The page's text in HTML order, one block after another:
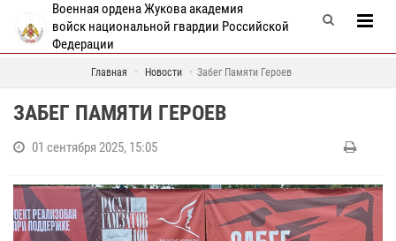
Военная ордена Жукова академия
войск национальной гвардии Российской
Федерации
Главная Новости Забег Памяти Героев
ЗАБЕГ ПАМЯТИ ГЕРОЕВ
01 сентября 2025, 15:05